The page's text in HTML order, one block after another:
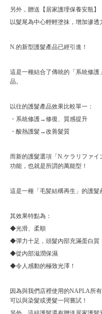
另外，贈送【居家護理保養安瓶】
以髮尾為中心輕輕塗抹，增加滲透
N.的新型護髮產品已經引進！
這是一種結合了傳統的「系統修
品。
以往的護髮產品效果比較單一：
・系統修護→修復、質感提升
・酸熱護髮→改善髮質
而新的護髮選項「N.ケラリファ
功能，也就是所謂的萬能型！
這是一種「毛髪結構再生」的護髮
其效果特點為：
◆光滑、柔順
◆彈力十足，頭髮內部充滿蛋白質
◆從內部滋潤保濕
◆令人感動的極致光澤！
因為與我們店裡使用的NAPLA所
可以與染髮或燙髮一同嘗試！